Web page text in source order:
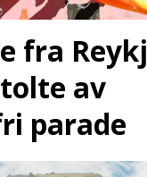
fra
av
parade